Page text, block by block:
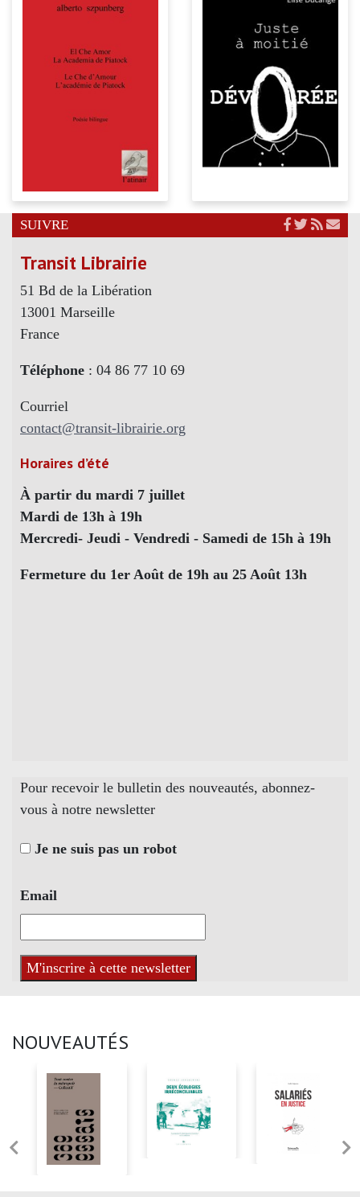
SUIVRE
Transit Librairie
51 Bd de la Libération
13001 Marseille
France
Téléphone : 04 86 77 10 69
Courriel
contact@transit-librairie.org
Horaires d’été
À partir du mardi 7 juillet
Mardi de 13h à 19h
Mercredi- Jeudi - Vendredi - Samedi de 15h à 19h
Fermeture du 1er Août de 19h au 25 Août 13h
Pour recevoir le bulletin des nouveautés, abonnez-
vous à notre newsletter
Je ne suis pas un robot
Email
NOUVEAUTÉS